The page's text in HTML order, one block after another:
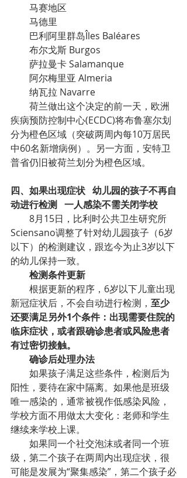
马赛地区
马德里
巴利阿里群岛Îles Baléares
布尔戈斯 Burgos
萨拉曼卡 Salamanque
阿尔梅里亚 Almeria
纳瓦拉 Navarre
荷兰做出这个决定的前一天，欧洲
疾病预防控制中心(ECDC)将布鲁塞尔划
分为橙色区域（突破两周内每10万居民
中60名新增病例）。另一方面，安特卫
普省仍旧被荷兰划分为橙色区域。
四、如果出现症状   幼儿园的孩子不再自
动进行检测   一人感染不需关闭学校
8月15日，比利时公共卫生研究所
Sciensano调整了针对幼儿园孩子（6岁
以下）的检测建议，跟迄今为止3岁以下
的幼儿保持一致。
检测条件更新
根据更新的程序，6岁以下儿童出现
新冠症状后，不会自动进行检测， 至少
还要满足另外1个条件：出现需要住院的
临床症状，或者跟确诊患者或风险患者
有过密切接触。
确诊后处理办法
如果孩子满足这些条件，检测后为
阳性，要待在家中隔离。如果他是班级
唯一感染的，通常被视作低感染风险，
学校方面不用做太大变化：老师和学生
继续来学校上课。
如果同一个社交泡沫或者同一个班
级，第二个孩子在两周内出现症状，很
可能是发展为“聚集感染”，第二个孩子必